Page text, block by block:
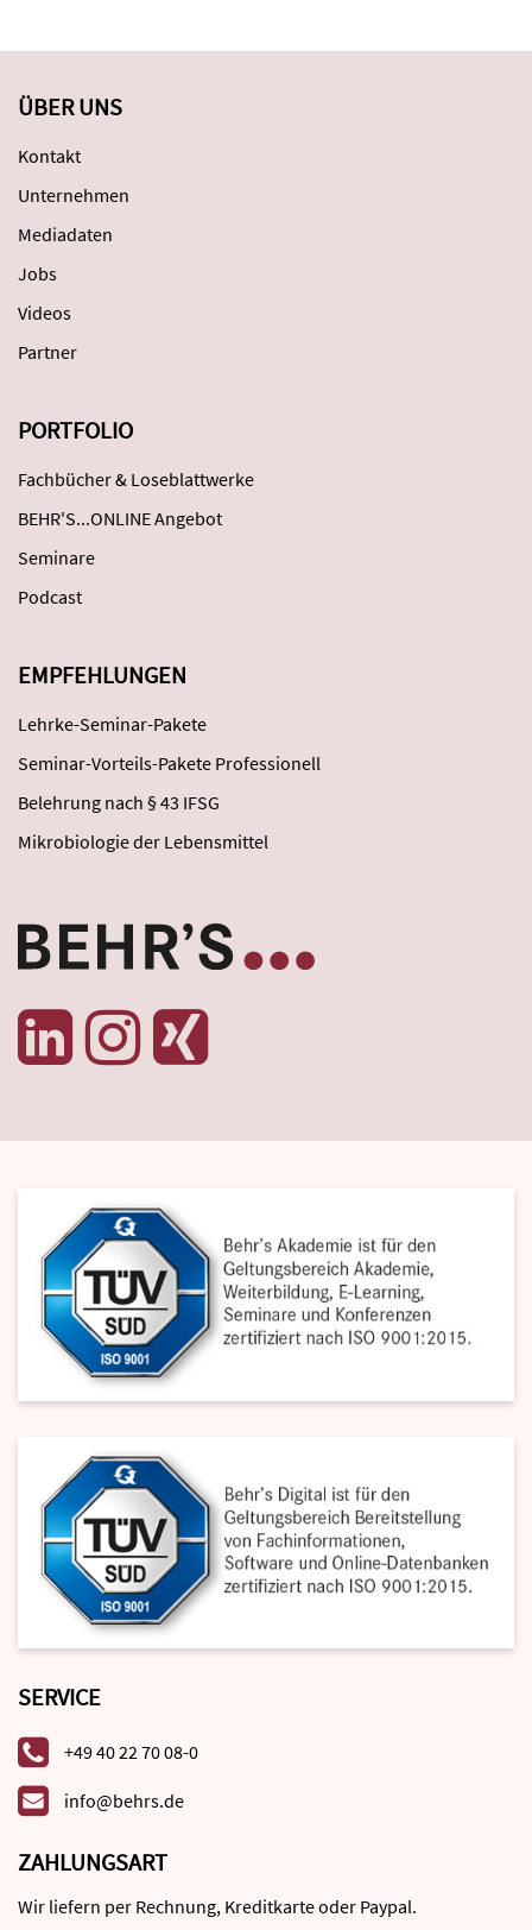
ÜBER UNS
Kontakt
Unternehmen
Mediadaten
Jobs
Videos
Partner
PORTFOLIO
Fachbücher & Loseblattwerke
BEHR'S...ONLINE Angebot
Seminare
Podcast
EMPFEHLUNGEN
Lehrke-Seminar-Pakete
Seminar-Vorteils-Pakete Professionell
Belehrung nach § 43 IFSG
Mikrobiologie der Lebensmittel
SERVICE
+49 40 22 70 08-0
info@behrs.de
ZAHLUNGSART
Wir liefern per Rechnung, Kreditkarte oder Paypal.